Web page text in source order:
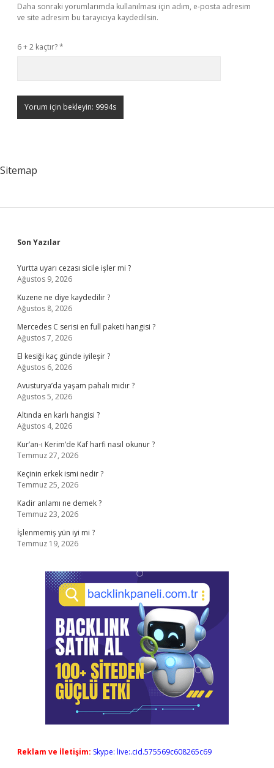
Daha sonraki yorumlarımda kullanılması için adım, e-posta adresim
ve site adresim bu tarayıcıya kaydedilsin.
6 + 2 kaçtır?*
Sitemap
Sidebar
Son Yazılar
Yurtta uyarı cezası sicile işler mi ?
Ağustos 9, 2026
Kuzene ne diye kaydedilir ?
Ağustos 8, 2026
Mercedes C serisi en full paketi hangisi ?
Ağustos 7, 2026
El kesiği kaç günde iyileşir ?
Ağustos 6, 2026
Avusturya’da yaşam pahalı mıdır ?
Ağustos 5, 2026
Altında en karlı hangisi ?
Ağustos 4, 2026
Kur’an-ı Kerim’de Kaf harfi nasıl okunur ?
Temmuz 27, 2026
Keçinin erkek ismi nedir ?
Temmuz 25, 2026
Kadir anlamı ne demek ?
Temmuz 23, 2026
İşlenmemiş yün iyi mi ?
Temmuz 19, 2026
Reklam ve İletişim: Skype: live:.cid.575569c608265c69